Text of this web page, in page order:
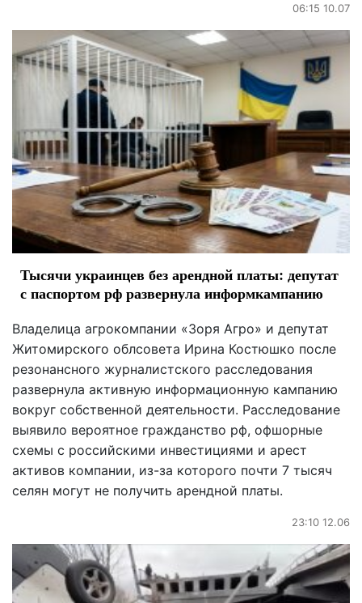
06:15 10.07
Тысячи украинцев без арендной платы: депутат
с паспортом рф развернула информкампанию
Владелица агрокомпании «Зоря Агро» и депутат
Житомирского облсовета Ирина Костюшко после
резонансного журналистского расследования
развернула активную информационную кампанию
вокруг собственной деятельности. Расследование
выявило вероятное гражданство рф, офшорные
схемы с российскими инвестициями и арест
активов компании, из-за которого почти 7 тысяч
селян могут не получить арендной платы.
23:10 12.06